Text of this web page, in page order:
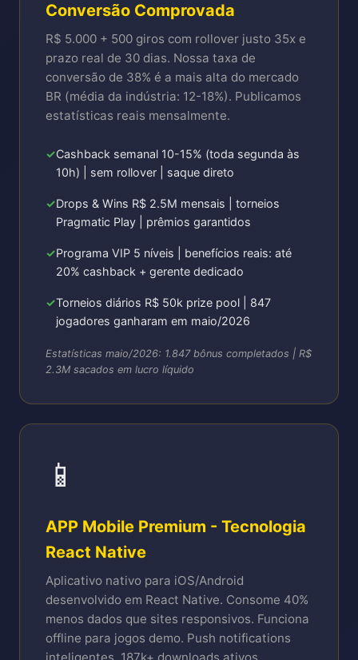
Conversão Comprovada
R$ 5.000 + 500 giros com rollover justo 35x e
prazo real de 30 dias. Nossa taxa de
conversão de 38% é a mais alta do mercado
BR (média da indústria: 12-18%). Publicamos
estatísticas reais mensalmente.
Cashback semanal 10-15% (toda segunda às
10h) | sem rollover | saque direto
Drops & Wins R$ 2.5M mensais | torneios
Pragmatic Play | prêmios garantidos
Programa VIP 5 níveis | benefícios reais: até
20% cashback + gerente dedicado
Torneios diários R$ 50k prize pool | 847
jogadores ganharam em maio/2026
Estatísticas maio/2026: 1.847 bônus completados | R$
2.3M sacados em lucro líquido
📱
APP Mobile Premium - Tecnologia
React Native
Aplicativo nativo para iOS/Android
desenvolvido em React Native. Consome 40%
menos dados que sites responsivos. Funciona
offline para jogos demo. Push notifications